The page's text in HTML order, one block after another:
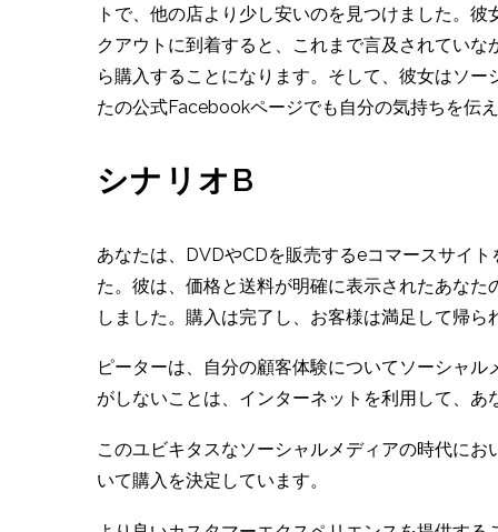
トで、他の店より少し安いのを見つけました。
クアウトに到着すると、これまで言及されてい
ら購入することになります。そして、彼女はソ
たの公式Facebookページでも自分の気持ちを伝
シナリオB
あなたは、DVDやCDを販売するeコマースサイ
た。彼は、価格と送料が明確に表示されたあな
しました。購入は完了し、お客様は満足して帰ら
ピーターは、自分の顧客体験についてソーシャ
がしないことは、インターネットを利用して、
このユビキタスなソーシャルメディアの時代に
いて購入を決定しています。